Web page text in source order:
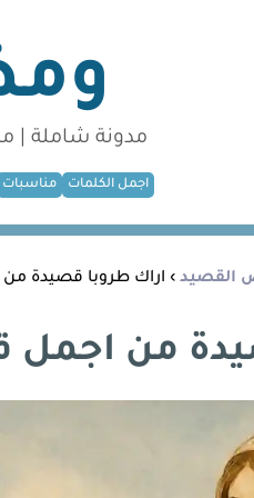
مدونة شاملة |
اجمل الكلمات مناسبات
القصيد › اراك طروبا قصيدة
من اجمل